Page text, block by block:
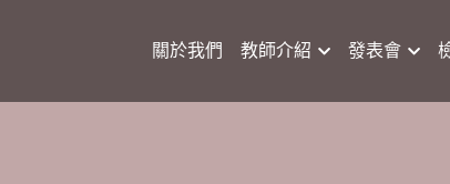
關於我們 教師介紹 發表會